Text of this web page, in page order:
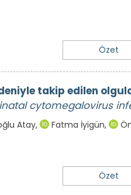
Özet
takip edilen
cytomegalovirus
Atay, Fatma İyigün,
Özet